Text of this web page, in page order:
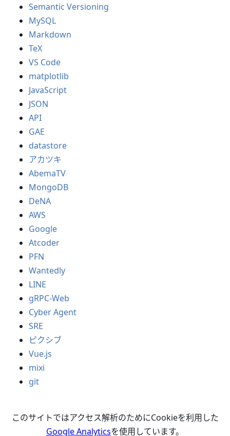
Semantic Versioning
MySQL
Markdown
TeX
VS Code
matplotlib
JavaScript
JSON
API
GAE
datastore
アカツキ
AbemaTV
MongoDB
DeNA
AWS
Google
Atcoder
PFN
Wantedly
LINE
gRPC-Web
Cyber Agent
SRE
ピクシブ
Vue.js
mixi
git
このサイトではアクセス解析のためにCookieを利用した
Google Analyticsを使用しています。